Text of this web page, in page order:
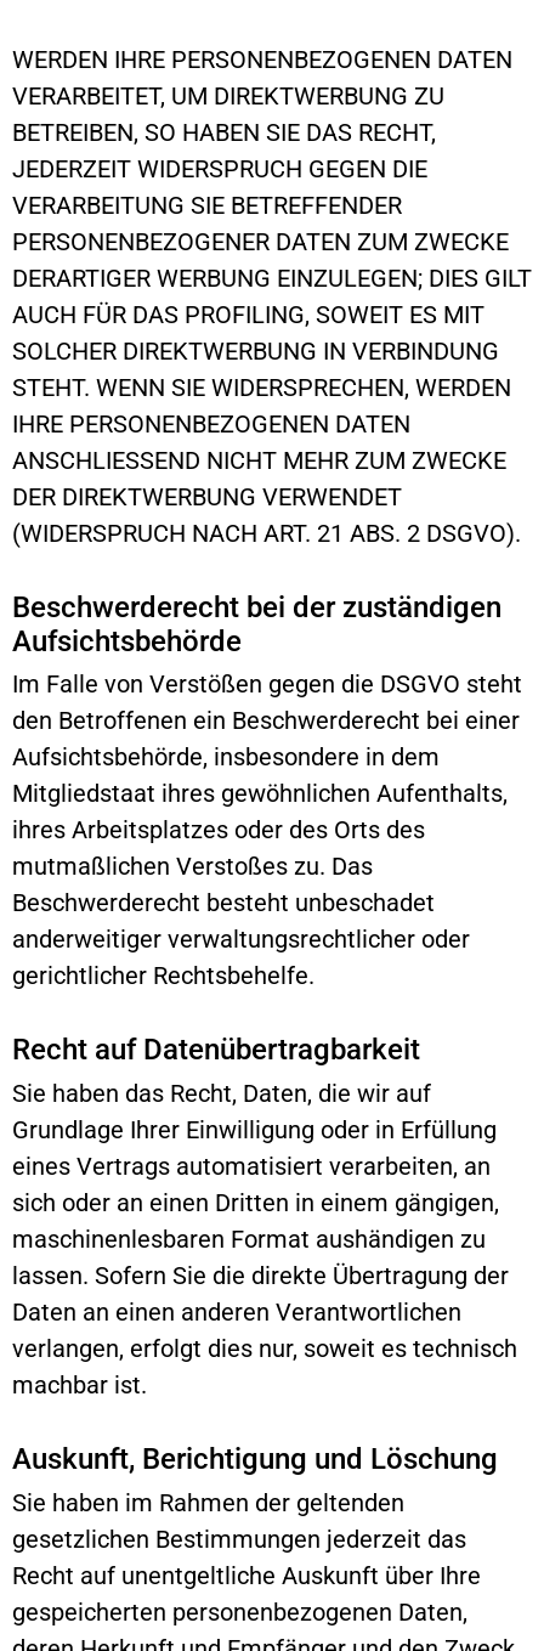
WERDEN IHRE PERSONENBEZOGENEN DATEN
VERARBEITET, UM DIREKTWERBUNG ZU
BETREIBEN, SO HABEN SIE DAS RECHT,
JEDERZEIT WIDERSPRUCH GEGEN DIE
VERARBEITUNG SIE BETREFFENDER
PERSONENBEZOGENER DATEN ZUM ZWECKE
DERARTIGER WERBUNG EINZULEGEN; DIES GILT
AUCH FÜR DAS PROFILING, SOWEIT ES MIT
SOLCHER DIREKTWERBUNG IN VERBINDUNG
STEHT. WENN SIE WIDERSPRECHEN, WERDEN
IHRE PERSONENBEZOGENEN DATEN
ANSCHLIESSEND NICHT MEHR ZUM ZWECKE
DER DIREKTWERBUNG VERWENDET
(WIDERSPRUCH NACH ART. 21 ABS. 2 DSGVO).
Beschwerde­recht bei der zuständigen
Aufsichts­behörde
Im Falle von Verstößen gegen die DSGVO steht
den Betroffenen ein Beschwerderecht bei einer
Aufsichtsbehörde, insbesondere in dem
Mitgliedstaat ihres gewöhnlichen Aufenthalts,
ihres Arbeitsplatzes oder des Orts des
mutmaßlichen Verstoßes zu. Das
Beschwerderecht besteht unbeschadet
anderweitiger verwaltungsrechtlicher oder
gerichtlicher Rechtsbehelfe.
Recht auf Daten­übertrag­barkeit
Sie haben das Recht, Daten, die wir auf
Grundlage Ihrer Einwilligung oder in Erfüllung
eines Vertrags automatisiert verarbeiten, an
sich oder an einen Dritten in einem gängigen,
maschinenlesbaren Format aushändigen zu
lassen. Sofern Sie die direkte Übertragung der
Daten an einen anderen Verantwortlichen
verlangen, erfolgt dies nur, soweit es technisch
machbar ist.
Auskunft, Berichtigung und Löschung
Sie haben im Rahmen der geltenden
gesetzlichen Bestimmungen jederzeit das
Recht auf unentgeltliche Auskunft über Ihre
gespeicherten personenbezogenen Daten,